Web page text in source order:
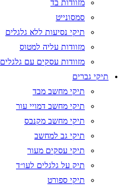
מזוודות בד
סמסונייט
תיקי נסיעות ללא גלגלים
מזוודות עליה למטוס
מזוודות עסקים עם גלגלים
תיקי גברים
תיקי מחשב מבד
תיקי מחשב דמויי עור
תיקי מחשב מקנבס
תיקי גב למחשב
תיקי עסקים מעור
תיק על גלגלים לעו״ד
תיקי ספורט